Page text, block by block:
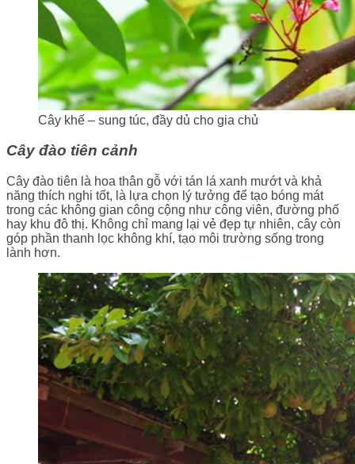
Cây khế – sung túc, đầy dủ cho gia chủ
Cây đào tiên cảnh
Cây đào tiên là hoa thân gỗ với tán lá xanh mướt và khả
năng thích nghi tốt, là lựa chọn lý tưởng để tạo bóng mát
trong các không gian công cộng như công viên, đường phố
hay khu đô thị. Không chỉ mang lại vẻ đẹp tự nhiên, cây còn
góp phần thanh lọc không khí, tạo môi trường sống trong
lành hơn.